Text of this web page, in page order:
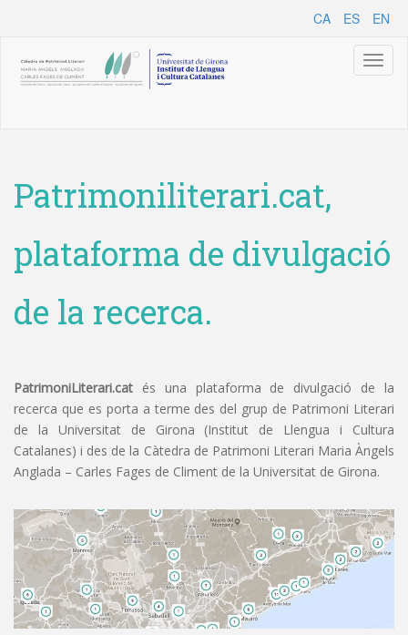
CA ES EN
Patrimoniliterari.cat,
plataforma de divulgació
de la recerca.
PatrimoniLiterari.cat és una plataforma de divulgació de la
recerca que es porta a terme des del grup de Patrimoni Literari
de la Universitat de Girona (Institut de Llengua i Cultura
Catalanes) i des de la Càtedra de Patrimoni Literari Maria Àngels
Anglada – Carles Fages de Climent de la Universitat de Girona.